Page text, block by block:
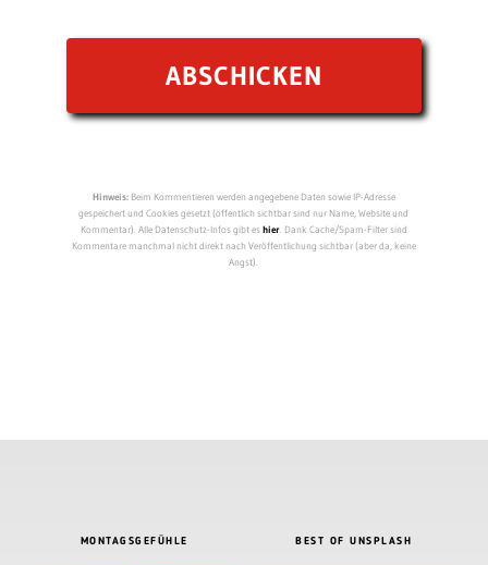
Hinweis:Beim Kommentieren werden angegebene Daten sowie IP-Adresse
gespeichert und Cookies gesetzt (öffentlich sichtbar sind nur Name, Website und
Kommentar). Alle Datenschutz-Infos gibt eshier. Dank Cache/Spam-Filter sind
Kommentare manchmal nicht direkt nach Veröffentlichung sichtbar (aber da, keine
Angst).
MONTAGSGEFÜHLE BEST OF UNSPLASH